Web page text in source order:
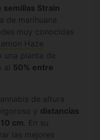
semillas Strain
de marihuana
muy conocidas
Haze
una planta de
al 50% entre
de altura
y distancias
cm . En su
las mejores